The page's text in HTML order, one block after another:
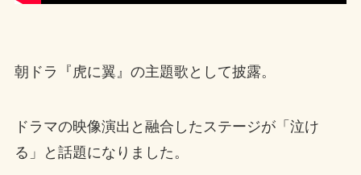
朝ドラ『虎に翼』の主題歌として披露。
ドラマの映像演出と融合したステージが「泣け
る」と話題になりました。